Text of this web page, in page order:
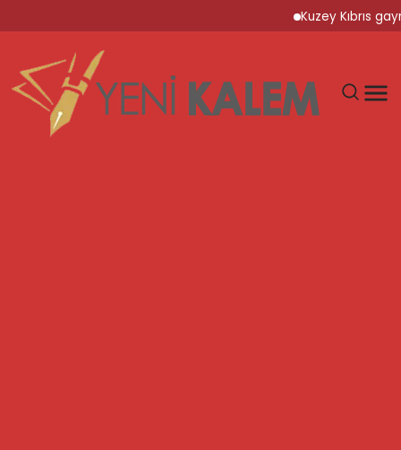
Kuzey Kıbrıs